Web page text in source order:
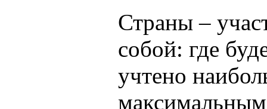
Страны –
собой: где
учтено